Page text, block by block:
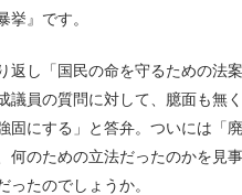
』です。
返し「国民の命を守るための法
議員の質問に対して、臆面も無
固にする」と答弁。ついには「
何のための立法だったのかを見
たのでしょうか。